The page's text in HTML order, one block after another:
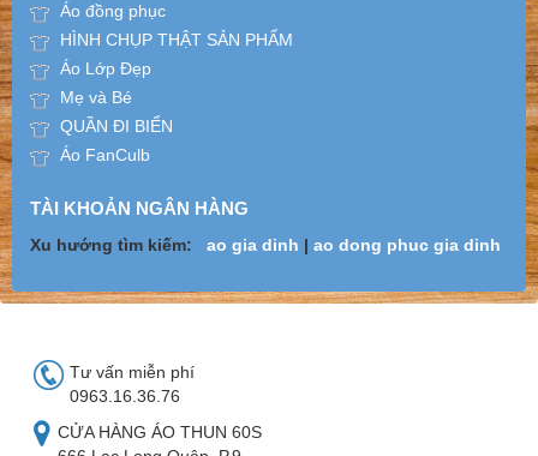
Áo đồng phục
HÌNH CHỤP THẬT SẢN PHẨM
Áo Lớp Đẹp
Mẹ và Bé
QUẦN ĐI BIỂN
Áo FanCulb
TÀI KHOẢN NGÂN HÀNG
Xu hướng tìm kiếm: ao gia dinh | ao dong phuc gia dinh
Tư vấn miễn phí
0963.16.36.76
CỬA HÀNG ÁO THUN 60S